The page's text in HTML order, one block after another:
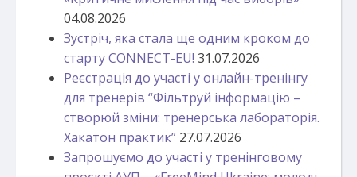
04.08.2026
Зустріч, яка стала ще одним кроком до
старту CONNECT-EU! 31.07.2026
Реєстрація до участі у онлайн-тренінгу
для тренерів “Фільтруй інформацію –
створюй зміни: тренерська лабораторія.
Хакатон практик” 27.07.2026
Запрошуємо до участі у тренінговому